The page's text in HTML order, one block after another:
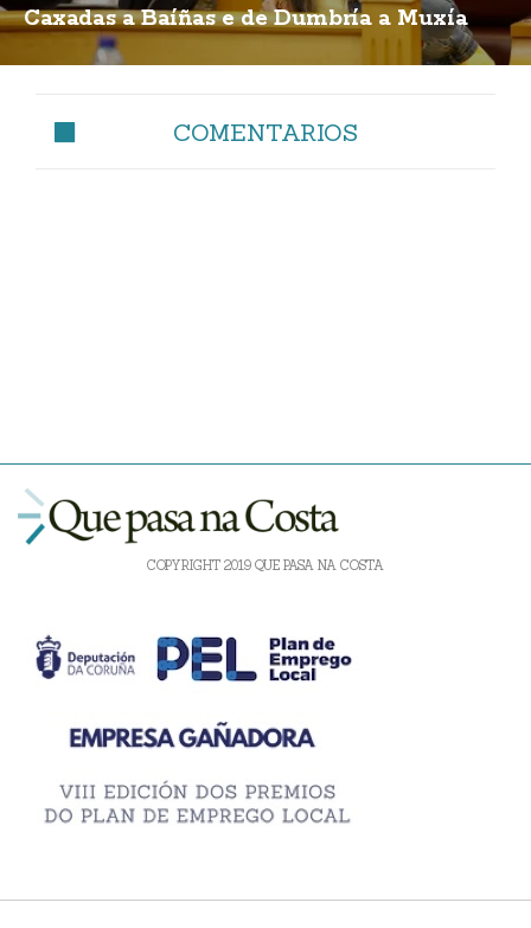
Caxadas a Baíñas e de Dumbría a Muxía
COMENTARIOS
COPYRIGHT 2019 QUE PASA NA COSTA